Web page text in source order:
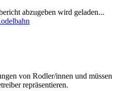
abzugeben wird geladen...
von Rodler/innen und müssen
repräsentieren.